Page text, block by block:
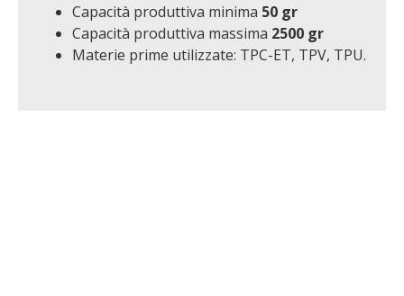
Capacità produttiva minima 50 gr
Capacità produttiva massima 2500 gr
Materie prime utilizzate: TPC-ET, TPV, TPU.